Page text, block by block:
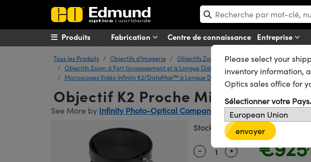
Fabrication Centre de connaissance Entreprise
Produits
Tous les Produits Objectifs d'Imagerie
Objectifs Zoom & Objectifs à Grossissement
Objectifs Zoom à Fort Grossissement et à Longue Distance de Travail
Microscopes Vidéo Infinity K2/DistaMax™ à Longue Distance
Objectif K2 Proche Mise au Point
See More by Infinity Photo-Optical Company
Stock #39-340 1 In Stock
Quantity Selector
- Use the plus and
+ €925
Please select your
inventory information,
Optics sales office for
Sélectionner votre
envoyer